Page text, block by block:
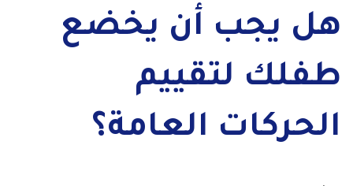
هل يجب أن يخضع
طفلك لتقييم
الحركات العامة؟